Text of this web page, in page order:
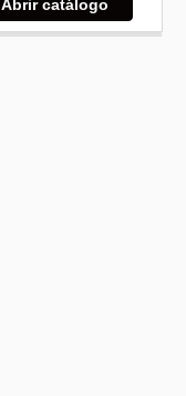
Abrir catálogo